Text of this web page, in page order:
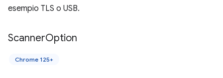
esempio TLS o USB.
ScannerOption
Chrome 125+